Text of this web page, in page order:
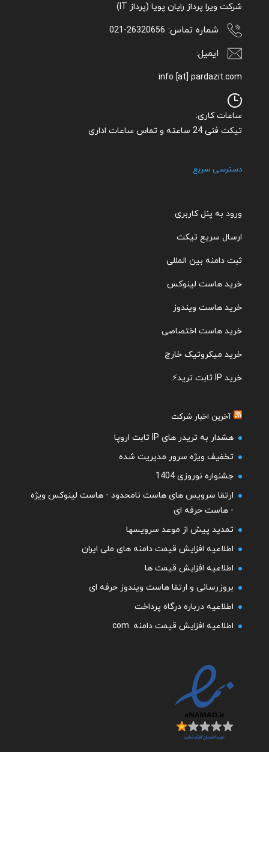
شرکت ویرا پرداز رایان پویا (پرداز IT)
شماره تماس: 26320656-021
ایمیل:
info [at] pardazit.com
ساعات کاری:
تیکت فنی 24 ساعته و تماس ساعات اداری
دسترسی سریع
ورود به پنل کاربری
ارسال سریع تیکت
ثبت دامنه بین المللی
خرید هاست لینوکس
خرید هاست ویندوز
خرید هاست اختصاصی
خرید میکروتیک خارج
خرید IP ثابت ترید ⚡️
آخرین اخبار شرکت
هشدار به تریدر های IP ثابت اروپا
تخفیف ویژه سرور مدیریت شده
جشنواره نوروزی 1404
ارتقا سرویس های هاست نامحدود - هاست لینوکس ویژه
- هاست حرفه ای
تمدید پیش از موعد سرویسها
اطلاعیه افزایش قیمت دامنه های ملی ایران
اطلاعیه افزایش قیمت ها
بروزرسانی و ارتقا هاست ویندوز حرفه ای
اطلاعیه درباره درگاه پرداخت
اطلاعیه افزایش قیمت دامنه .com